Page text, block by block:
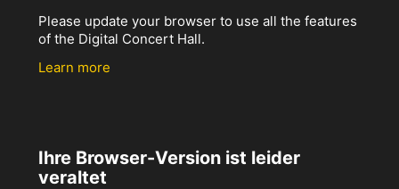
Please update your browser to use all the features
of the Digital Concert Hall.
Learn more
Ihre Browser-Version ist leider
veraltet